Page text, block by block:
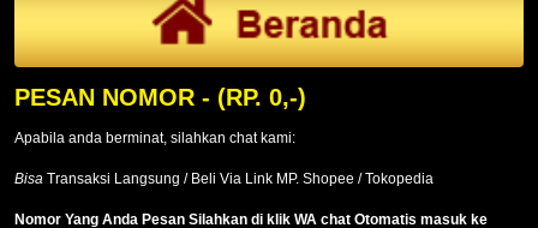
PESAN NOMOR - (RP. 0,-)
Apabila anda berminat, silahkan chat kami:
Bisa Transaksi Langsung / Beli Via Link MP. Shopee / Tokopedia
Nomor Yang Anda Pesan Silahkan di klik WA chat Otomatis masuk ke